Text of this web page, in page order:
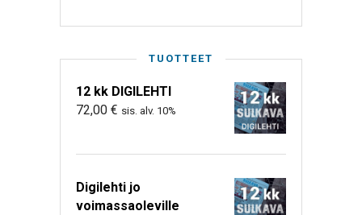
TUOTTEET
12 kk DIGILEHTI
72,00 € sis. alv. 10%
Digilehti jo
voimassaoleville